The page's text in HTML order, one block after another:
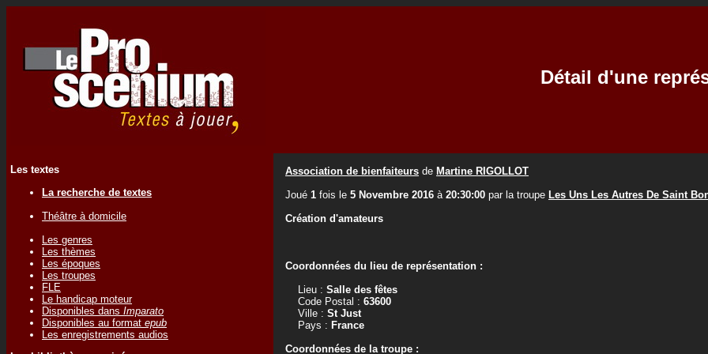
Détail d'une
Les textes
La recherche de textes
Théâtre à domicile
Les genres
Les thèmes
Les époques
Les troupes
FLE
Le handicap moteur
Disponibles dans Imparato
Disponibles au format epub
Les enregistrements audios
Association de bienfaiteurs de Martine RIGOLLOT
Joué 1 fois le 5 Novembre 2016 à 20:30:00 par la troupe Les Uns Les Autres De Saint
Création d'amateurs
Coordonnées du lieu de représentation :
Lieu : Salle des fêtes
Code Postal : 63600
Ville : St Just
Pays : France
Coordonnées de la troupe :